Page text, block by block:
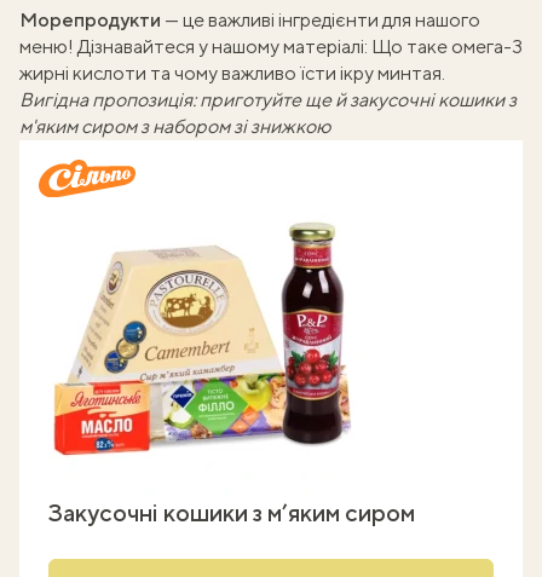
Морепродукти — це важливі інгредієнти для нашого
меню! Дізнавайтеся у нашому матеріалі: Що таке омега-3
жирні кислоти та чому важливо їсти ікру минтая.
Вигідна пропозиція: приготуйте ще й закусочні кошики з
м'яким сиром з набором зі знижкою
Закусочні кошики з м’яким сиром